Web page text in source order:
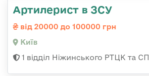
Артилерист в ЗСУ
від 20000 до 100000 грн
Київ
1 відділ Ніжинського РТЦК та СП